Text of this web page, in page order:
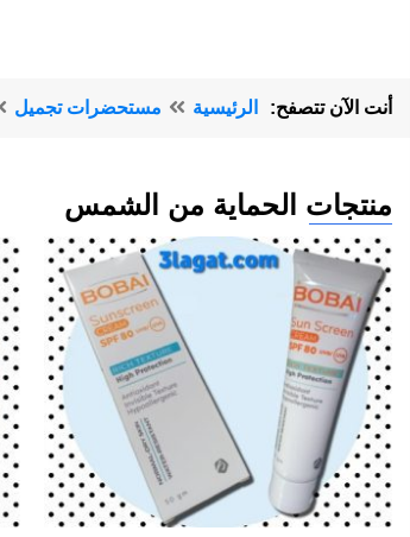
أنت الآن تتصفح: الرئيسية مستحضرات تجميل
منتجات الحماية من الشمس